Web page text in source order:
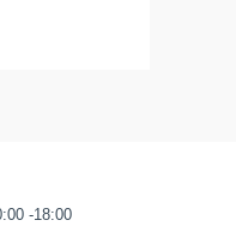
-18:00